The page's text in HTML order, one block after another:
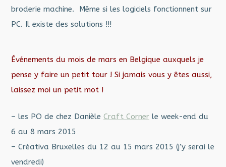
broderie machine. Même si les logiciels fonctionnent sur
PC. Il existe des solutions !!!
Événements du mois de mars en Belgique auxquels je
pense y faire un petit tour ! Si jamais vous y êtes aussi,
laissez moi un petit mot !
– les PO de chez Danièle Craft Corner le week-end du
6 au 8 mars 2015
– Créativa Bruxelles du 12 au 15 mars 2015 (j’y serai le
vendredi)